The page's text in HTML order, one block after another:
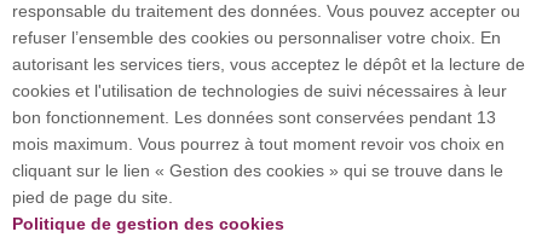
Accueil des publics internationaux
L’Université Paris-Saclay coordonne l'Alliance
européenne EUGLOH et est membre des réseaux
européens et internationaux CESAER, EUA, EUF,
responsable du traitement des données. Vous pouvez accepter ou
refuser l’ensemble des cookies ou personnaliser votre choix. En
autorisant les services tiers, vous acceptez le dépôt et la lecture de
cookies et l'utilisation de technologies de suivi nécessaires à leur
bon fonctionnement. Les données sont conservées pendant 13
mois maximum. Vous pourrez à tout moment revoir vos choix en
cliquant sur le lien « Gestion des cookies » qui se trouve dans le
pied de page du site.
Politique de gestion des cookies